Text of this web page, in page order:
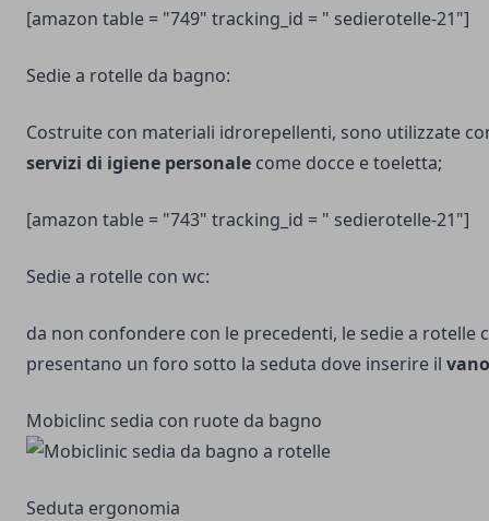
[amazon table = "749" tracking_id = " sedierotelle-21"]
Sedie a rotelle da bagno:
Costruite con materiali idrorepellenti, sono utilizzate
servizi di igiene personale come docce e toeletta;
[amazon table = "743" tracking_id = " sedierotelle-21"]
Sedie a rotelle con wc:
da non confondere con le precedenti, le sedie a rotelle
presentano un foro sotto la seduta dove inserire il
Mobiclinc sedia con ruote da bagno
Seduta ergonomia